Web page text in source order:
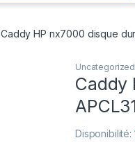
Caddy HP nx7000 disque
Uncategorized
Caddy
Disponibilité: